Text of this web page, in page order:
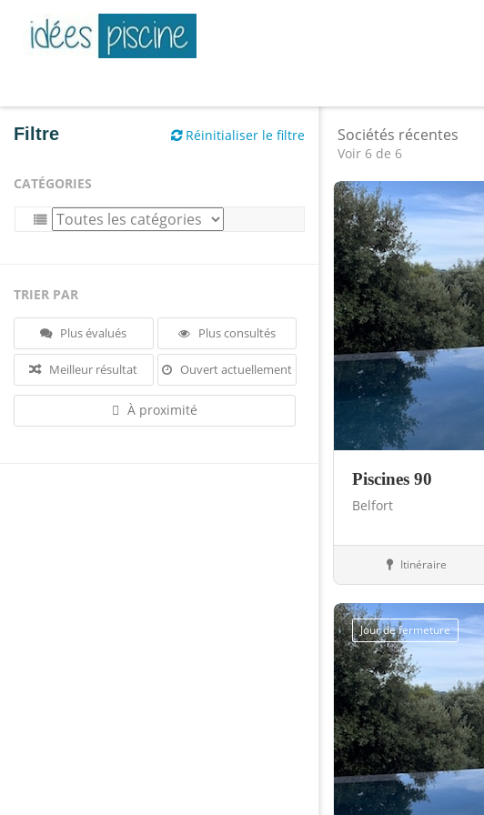
Filtre Réinitialiser le filtre
CATÉGORIES
TRIER PAR
Plus évalués Plus consultés
Meilleur résultat Ouvert actuellement
À proximité
Sociétés récentes
Voir 6 de 6
Sauvegarder
Piscines 90
Belfort
Hammams
Itinéraire
Jour de fermeture